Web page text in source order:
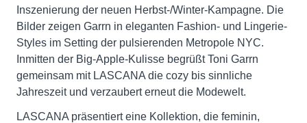
Inszenierung der neuen Herbst-/Winter-Kampagne. Die
Bilder zeigen Garrn in eleganten Fashion- und Lingerie-
Styles im Setting der pulsierenden Metropole NYC.
Inmitten der Big-Apple-Kulisse begrüßt Toni Garrn
gemeinsam mit LASCANA die cozy bis sinnliche
Jahreszeit und verzaubert erneut die Modewelt.
LASCANA präsentiert eine Kollektion, die feminin,